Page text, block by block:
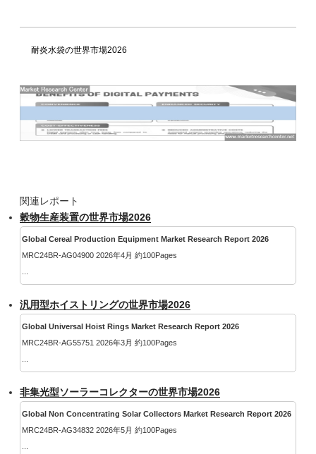
耐炎水袋の世界市場2026
関連レポート
穀物生産装置の世界市場2026
Global Cereal Production Equipment Market Research Report 2026
MRC24BR-AG04900 2026年4月 約100Pages
汎用型ホイストリングの世界市場2026
Global Universal Hoist Rings Market Research Report 2026
MRC24BR-AG55751 2026年3月 約100Pages
非集光型ソーラーコレクターの世界市場2026
Global Non Concentrating Solar Collectors Market Research Report 2026
MRC24BR-AG34832 2026年5月 約100Pages